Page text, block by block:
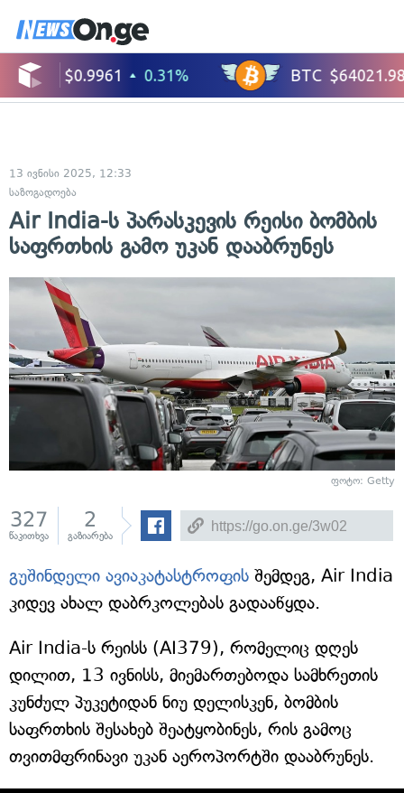
13 ივნისი 2025, 12:33
საზოგადოება
Air India-ს პარასკევის რეისი ბომბის
საფრთხის გამო უკან დააბრუნეს
ფოტო: Getty
327
წაკითხვა
2
გაზიარება
გუშინდელი ავიაკატასტროფის შემდეგ, Air India
კიდევ ახალ დაბრკოლებას გადააწყდა.
Air India-ს რეისს (AI379), რომელიც დღეს
დილით, 13 ივნისს, მიემართებოდა სამხრეთის
კუნძულ პუკეტიდან ნიუ დელისკენ, ბომბის
საფრთხის შესახებ შეატყობინეს, რის გამოც
თვითმფრინავი უკან აეროპორტში დააბრუნეს.